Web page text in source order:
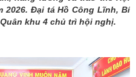
2026. Đại tá Hồ Công Lĩnh, Bí
khu 4 chủ trì hội nghị.